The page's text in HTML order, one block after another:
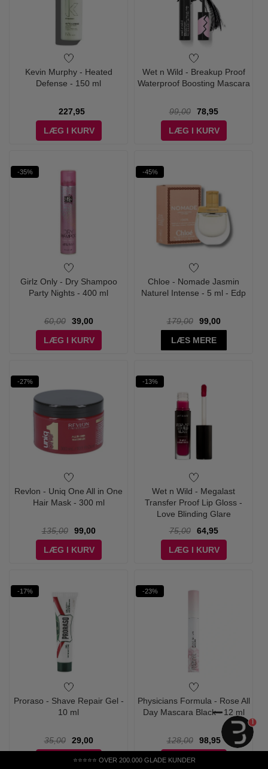
⭐⭐⭐⭐⭐ OVER 200.000 GLADE KUNDER
Kevin Murphy - Heated
Defense - 150 ml
227,95
LÆG I KURV
Wet n Wild - Breakup Proof
Waterproof Boosting Mascara
99,00
78,95
LÆG I KURV
-35%
Girlz Only - Dry Shampoo
Party Nights - 400 ml
60,00
39,00
LÆG I KURV
-45%
Chloe - Nomade Jasmin
Naturel Intense - 5 ml - Edp
179,00
99,00
LÆS MERE
-27%
Revlon - Uniq One All in One
Hair Mask - 300 ml
135,00
99,00
LÆG I KURV
-13%
Wet n Wild - Megalast
Transfer Proof Lip Gloss -
Love Blinding Glare
75,00
64,95
LÆG I KURV
-17%
Proraso - Shave Repair Gel -
10 ml
35,00
29,00
LÆG I KURV
-23%
Physicians Formula - Rose All
Day Mascara Black - 12 ml
128,00
98,95
LÆG I KURV
1